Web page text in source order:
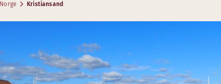
Norge Kristiansand